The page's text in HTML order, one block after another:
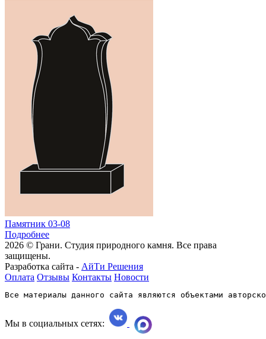
Памятник 03-08
Подробнее
2026 © Грани. Студия природного камня. Все права
защищены.
Разработка сайта - АйТи Решения
Оплата Отзывы Контакты Новости
Все материалы данного сайта являются объектами
Мы в социальных сетях: